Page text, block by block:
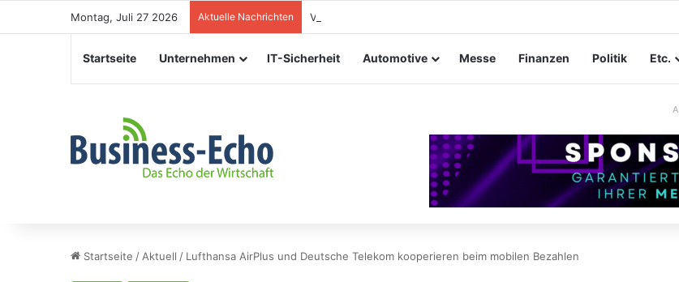
Montag, Juli 27 2026 Aktuelle Nachrichten Veranstaltungssicherheit im Mittelstand: Absperrkonzepte für temporäre
Startseite Unternehmen IT-Sicherheit Automotive Messe Finanzen Politik Etc.
Startseite / Aktuell / Lufthansa AirPlus und Deutsche Telekom kooperieren beim mobilen Bezahlen